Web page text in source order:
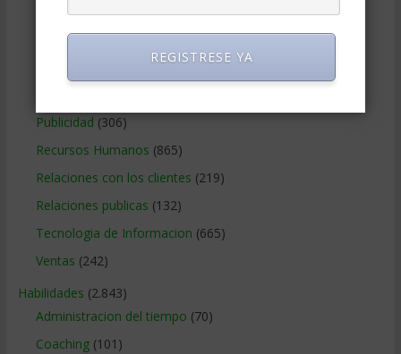
Métodos Gerenciales(280)
Negocios Internacionales(2.257)
(1.405)
Publicidad (306)
Recursos Humanos (865)
Relaciones con los clientes (219)
Relaciones publicas (132)
Tecnologia de Informacion (665)
Ventas (242)
Habilidades (2.843)
Administracion del tiempo (70)
Coaching(101)
REGISTRESE YA